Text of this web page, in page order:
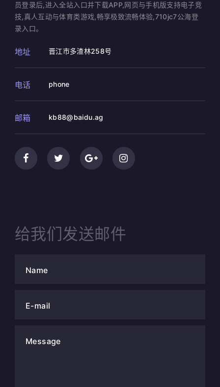
员登录后,进入全站入口并下载APP,网页与手机版支持电子竞
技,真人互动与体育类游戏,畅享极致流畅体验,710jc7公海登
录入口。
地址 晋江市多渣林258号
电话 phone
邮箱 kb88@baidu.ag
给我们发送邮件
Name
E-mail
Message